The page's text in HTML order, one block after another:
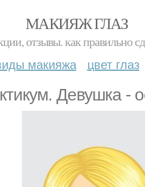
МАКИЯЖ ГЛАЗ
отзывы. как правильно
макияжа цвет глаз
Девушка -